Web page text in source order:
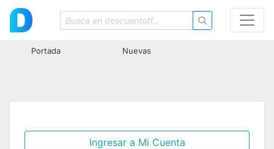
Portada Nuevas
Ingresar a Mi Cuenta